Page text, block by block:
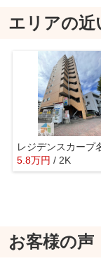
エリアの近
5.8万円 / 2K
お客様の声